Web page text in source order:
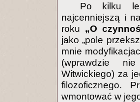
Po kilku
najcenniejszą i
roku „O
jako „pole
mnie
(wprawdzie
Witwickiego) za
filozoficznego.
wmontować w